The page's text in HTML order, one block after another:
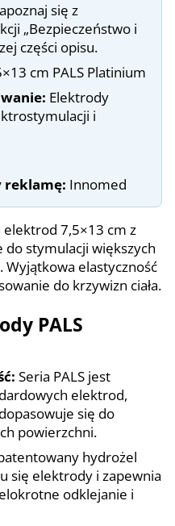
się z
„Bezpieczeństwo i
części opisu.
cm PALS Platinium
Elektrody
i
reklamę: Innomed
7,5×13 cm z
do stymulacji większych
elastyczność
do krzywizn ciała.
PALS
Seria PALS jest
elektrod,
się do
powierzchni.
hydrożel
się elektrody i zapewnia
odklejanie i